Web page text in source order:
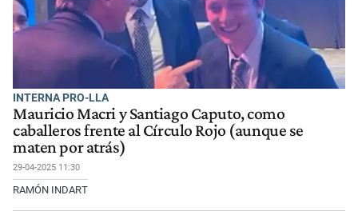
INTERNA PRO-LLA
Mauricio Macri y Santiago Caputo, como
caballeros frente al Círculo Rojo (aunque se
maten por atrás)
29-04-2025 11:30
RAMÓN INDART